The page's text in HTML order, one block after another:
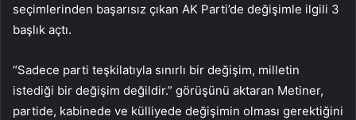
seçimlerinden başarısız çıkan AK Parti’de değişimle ilgili 3
başlık açtı.
“Sadece parti teşkilatıyla sınırlı bir değişim, milletin
istediği bir değişim değildir.” görüşünü aktaran Metiner,
partide, kabinede ve külliyede değişimin olması gerektiğini